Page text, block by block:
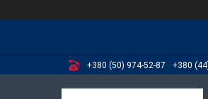
+380 (50) 974-52-87 +380